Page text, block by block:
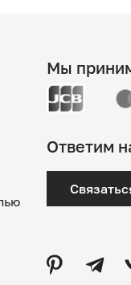
Мы
Ответим